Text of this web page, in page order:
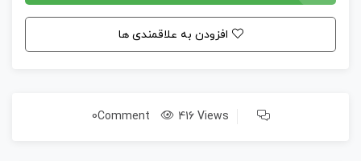
افزودن به علاقمندی ها
0Comment 416 Views